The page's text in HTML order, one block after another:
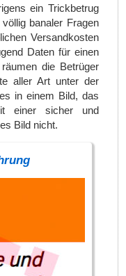
ein Trickbetrug
banaler Fragen
Versandkosten
Daten für einen
die Betrüger
aller Art unter der
in einem Bild, das
einer sicher und
Bild nicht.